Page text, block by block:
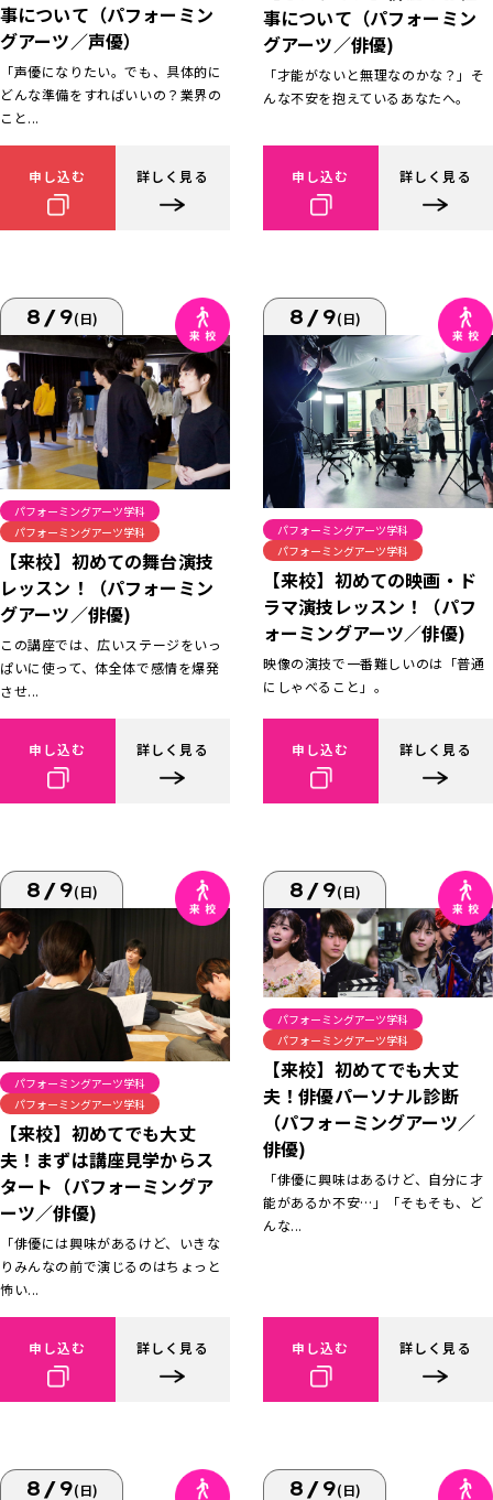
事について（パフォーミン
グアーツ／声優）
「声優になりたい。でも、具体的に
どんな準備をすればいいの？業界の
こと...
申し込む 詳しく見る
事について（パフォーミン
グアーツ／俳優)
「才能がないと無理なのかな？」そ
んな不安を抱えているあなたへ。
申し込む 詳しく見る
8/9(日)
パフォーミングアーツ学科
パフォーミングアーツ学科
【来校】初めての舞台演技
レッスン！（パフォーミン
グアーツ／俳優)
この講座では、広いステージをいっ
ぱいに使って、体全体で感情を爆発
させ...
申し込む 詳しく見る
8/9(日)
パフォーミングアーツ学科
パフォーミングアーツ学科
【来校】初めての映画・ド
ラマ演技レッスン！（パフ
ォーミングアーツ／俳優)
映像の演技で一番難しいのは「普通
にしゃべること」。
申し込む 詳しく見る
8/9(日)
パフォーミングアーツ学科
パフォーミングアーツ学科
【来校】初めてでも大丈
夫！まずは講座見学からス
タート（パフォーミングア
ーツ／俳優)
「俳優には興味があるけど、いきな
りみんなの前で演じるのはちょっと
怖い...
申し込む 詳しく見る
8/9(日)
パフォーミングアーツ学科
パフォーミングアーツ学科
【来校】初めてでも大丈
夫！俳優パーソナル診断
（パフォーミングアーツ／
俳優)
「俳優に興味はあるけど、自分に才
能があるか不安…」「そもそも、ど
んな...
申し込む 詳しく見る
8/9(日) 8/9(日)